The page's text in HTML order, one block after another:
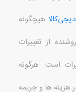
دیجی‌کالا هیچگونه
از تغییرات
است. هرگونه
هزینه ها و جریمه